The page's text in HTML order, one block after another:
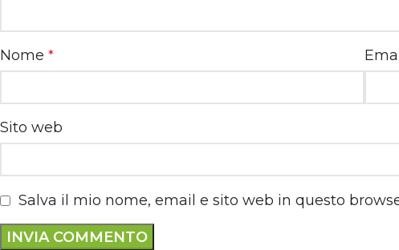
Nome *
Sito web
Salva il mio nome, email e sito web in questo